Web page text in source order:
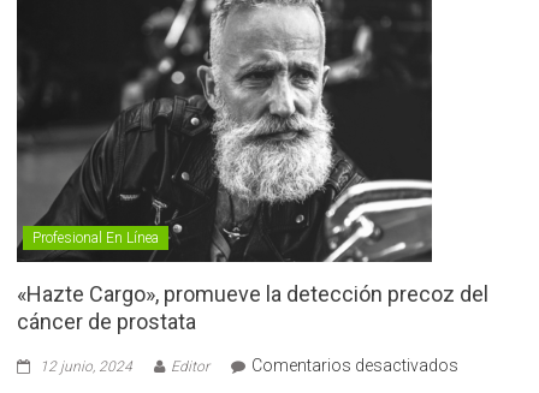
Profesional En Línea
«Hazte Cargo», promueve la detección precoz del
cáncer de prostata
12 junio, 2024 Editor Comentarios desactivados